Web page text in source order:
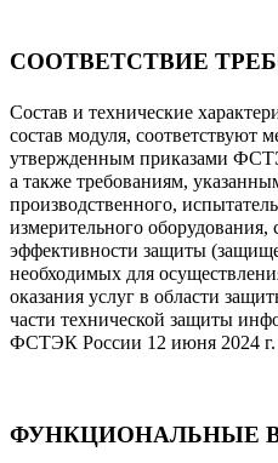
СООТВЕТСТВИЕ
Состав и технические
состав модуля, соответствуют
утвержденным приказами
а также требованиям,
производственного,
измерительного оборудования,
эффективности защиты
необходимых для
оказания услуг в области
части технической защиты
ФСТЭК России 12 июня 2024 г.
ФУНКЦИОНАЛЬНЫЕ